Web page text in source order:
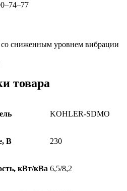
сниженным уровнем вибрации
товара
KOHLER-SDMO
B 230
кВт/кВа 6,5/8,2